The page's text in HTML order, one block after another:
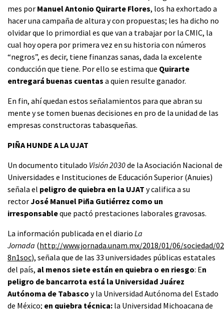
mes por Manuel Antonio Quirarte Flores, los ha exhortado a
hacer una campaña de altura y con propuestas; les ha dicho no
olvidar que lo primordial es que van a trabajar por la CMIC, la
cual hoy opera por primera vez en su historia con números
“negros”, es decir, tiene finanzas sanas, dada la excelente
conducción que tiene. Por ello se estima que Quirarte
entregará buenas cuentas a quien resulte ganador.
En fin, ahí quedan estos señalamientos para que abran su
mente y se tomen buenas decisiones en pro de la unidad de las
empresas constructoras tabasqueñas.
PIÑA HUNDE A LA UJAT
Un documento titulado Visión 2030de la Asociación Nacional de
Universidades e Instituciones de Educación Superior (Anuies)
señala el peligro de quiebra en la UJAT y califica a su
rectorJosé Manuel Piña Gutiérrez como un
irresponsableque pactó prestaciones laborales gravosas.
La información publicada en el diario La
Jornada (http://www.jornada.unam.mx/2018/01/06/sociedad/02
8n1soc), señala que de las 33 universidades públicas estatales
del país, al menos siete están en quiebra o en riesgo: En
peligro de bancarrota está la Universidad Juárez
Autónoma de Tabasco y la Universidad Autónoma del Estado
de México; en quiebra técnica: la Universidad Michoacana de